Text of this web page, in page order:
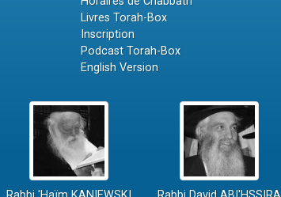
Livres Torah-Box
Inscription
Podcast Torah-Box
English Version